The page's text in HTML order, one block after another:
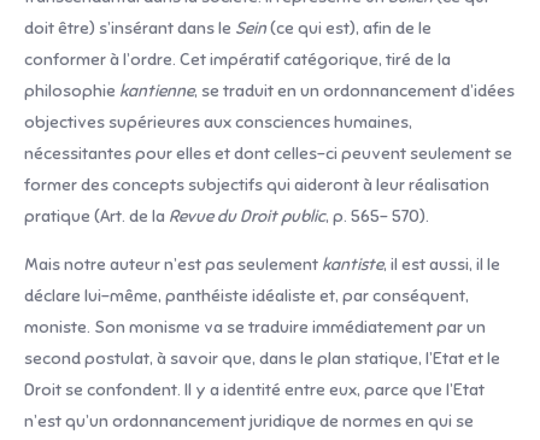
doit être) s’insérant dans le Sein(ce qui est), afin de le
conformer à l’ordre. Cet impératif catégorique, tiré de la
philosophie kantienne, se traduit en un ordonnancement d’idées
objectives supérieures aux consciences humaines,
nécessitantes pour elles et dont celles-ci peuvent seulement se
former des concepts subjectifs qui aideront à leur réalisation
pratique (Art. de la Revue du Droit public, p. 565- 570).
Mais notre auteur n’est pas seulement kantiste, il est aussi, il le
déclare lui-même, panthéiste idéaliste et, par conséquent,
moniste. Son monisme va se traduire immédiatement par un
second postulat, à savoir que, dans le plan statique, l’Etat et le
Droit se confondent. Il y a identité entre eux, parce que l’Etat
n’est qu’un ordonnancement juridique de normes en qui se